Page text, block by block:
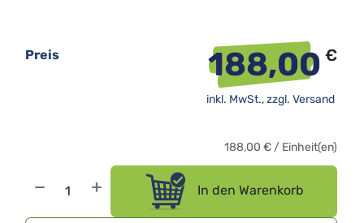
In den Warenkorb
Preis 188,00 €
inkl. MwSt., zzgl. Versand
188,00 € / Einheit(en)